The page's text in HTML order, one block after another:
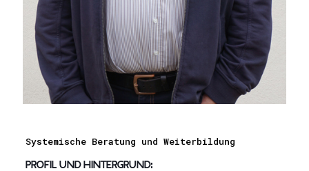
Systemische Beratung und Weiterbildung
Profil und Hintergrund: